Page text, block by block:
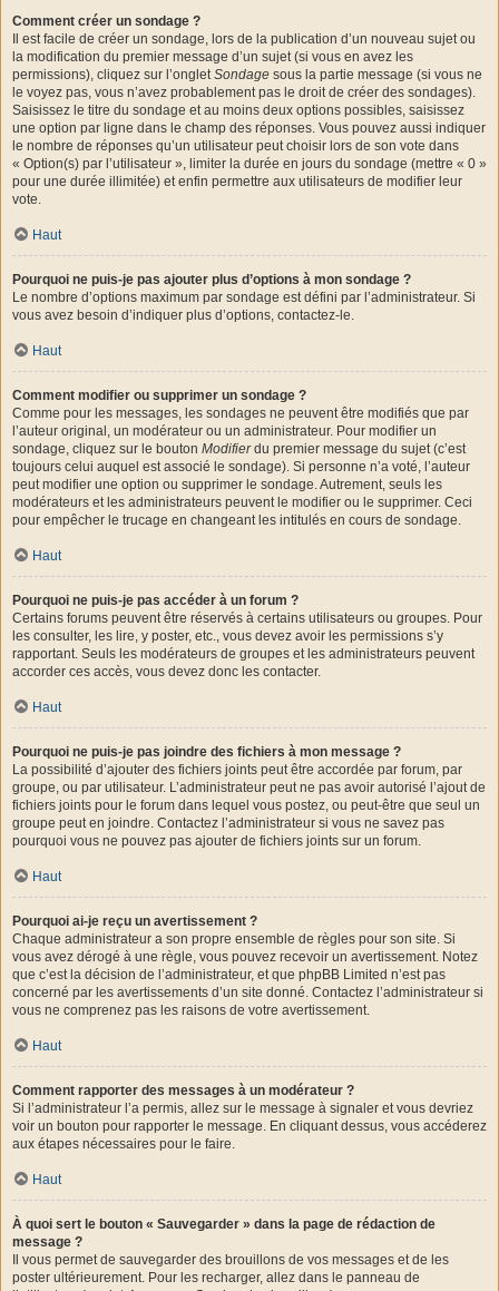
Comment créer un sondage ?
Il est facile de créer un sondage, lors de la publication d’un nouveau sujet ou
la modification du premier message d’un sujet (si vous en avez les
permissions), cliquez sur l’ongletSondage sous la partie message (si vous ne
le voyez pas, vous n’avez probablement pas le droit de créer des sondages).
Saisissez le titre du sondage et au moins deux options possibles, saisissez
une option par ligne dans le champ des réponses. Vous pouvez aussi indiquer
le nombre de réponses qu’un utilisateur peut choisir lors de son vote dans
« Option(s) par l’utilisateur », limiter la durée en jours du sondage (mettre « 0 »
pour une durée illimitée) et enfin permettre aux utilisateurs de modifier leur
vote.
Haut
Pourquoi ne puis-je pas ajouter plus d’options à mon sondage ?
Le nombre d’options maximum par sondage est défini par l’administrateur. Si
vous avez besoin d’indiquer plus d’options, contactez-le.
Haut
Comment modifier ou supprimer un sondage ?
Comme pour les messages, les sondages ne peuvent être modifiés que par
l’auteur original, un modérateur ou un administrateur. Pour modifier un
sondage, cliquez sur le bouton Modifierdu premier message du sujet (c’est
toujours celui auquel est associé le sondage). Si personne n’a voté, l’auteur
peut modifier une option ou supprimer le sondage. Autrement, seuls les
modérateurs et les administrateurs peuvent le modifier ou le supprimer. Ceci
pour empêcher le trucage en changeant les intitulés en cours de sondage.
Haut
Pourquoi ne puis-je pas accéder à un forum ?
Certains forums peuvent être réservés à certains utilisateurs ou groupes. Pour
les consulter, les lire, y poster, etc., vous devez avoir les permissions s’y
rapportant. Seuls les modérateurs de groupes et les administrateurs peuvent
accorder ces accès, vous devez donc les contacter.
Haut
Pourquoi ne puis-je pas joindre des fichiers à mon message ?
La possibilité d’ajouter des fichiers joints peut être accordée par forum, par
groupe, ou par utilisateur. L’administrateur peut ne pas avoir autorisé l’ajout de
fichiers joints pour le forum dans lequel vous postez, ou peut-être que seul un
groupe peut en joindre. Contactez l’administrateur si vous ne savez pas
pourquoi vous ne pouvez pas ajouter de fichiers joints sur un forum.
Haut
Pourquoi ai-je reçu un avertissement ?
Chaque administrateur a son propre ensemble de règles pour son site. Si
vous avez dérogé à une règle, vous pouvez recevoir un avertissement. Notez
que c’est la décision de l’administrateur, et que phpBB Limited n’est pas
concerné par les avertissements d’un site donné. Contactez l’administrateur si
vous ne comprenez pas les raisons de votre avertissement.
Haut
Comment rapporter des messages à un modérateur ?
Si l’administrateur l’a permis, allez sur le message à signaler et vous devriez
voir un bouton pour rapporter le message. En cliquant dessus, vous accéderez
aux étapes nécessaires pour le faire.
Haut
À quoi sert le bouton « Sauvegarder » dans la page de rédaction de
message ?
Il vous permet de sauvegarder des brouillons de vos messages et de les
poster ultérieurement. Pour les recharger, allez dans le panneau de